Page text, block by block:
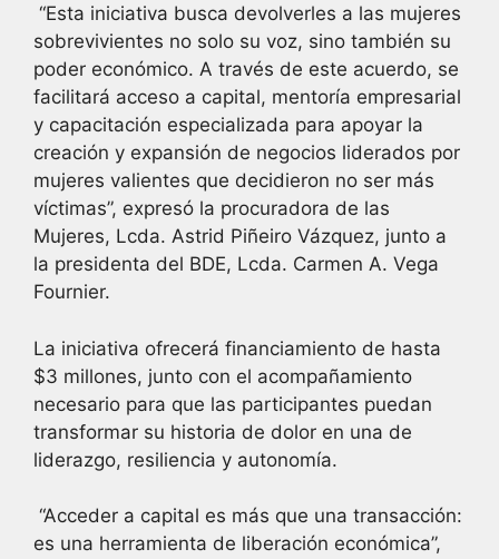
“Esta iniciativa busca devolverles a las mujeres
sobrevivientes no solo su voz, sino también su
poder económico. A través de este acuerdo, se
facilitará acceso a capital, mentoría empresarial
y capacitación especializada para apoyar la
creación y expansión de negocios liderados por
mujeres valientes que decidieron no ser más
víctimas”, expresó la procuradora de las
Mujeres, Lcda. Astrid Piñeiro Vázquez, junto a
la presidenta del BDE, Lcda. Carmen A. Vega
Fournier.
La iniciativa ofrecerá financiamiento de hasta
$3 millones, junto con el acompañamiento
necesario para que las participantes puedan
transformar su historia de dolor en una de
liderazgo, resiliencia y autonomía.
“Acceder a capital es más que una transacción:
es una herramienta de liberación económica”,